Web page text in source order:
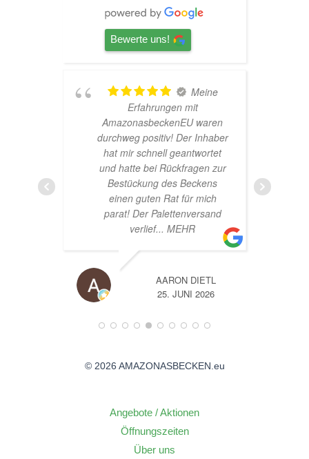
Bewerte uns!
Meine
Erfahrungen mit
AmazonasbeckenEU waren
durchweg positiv! Der Inhaber
hat mir schnell geantwortet
und hatte bei Rückfragen zur
Bestückung des Beckens
einen guten Rat für mich
parat! Der Palettenversand
verlief... MEHR
AARON DIETL
25. JUNI 2026
© 2026 AMAZONASBECKEN.eu
Angebote / Aktionen
Öffnungszeiten
Über uns